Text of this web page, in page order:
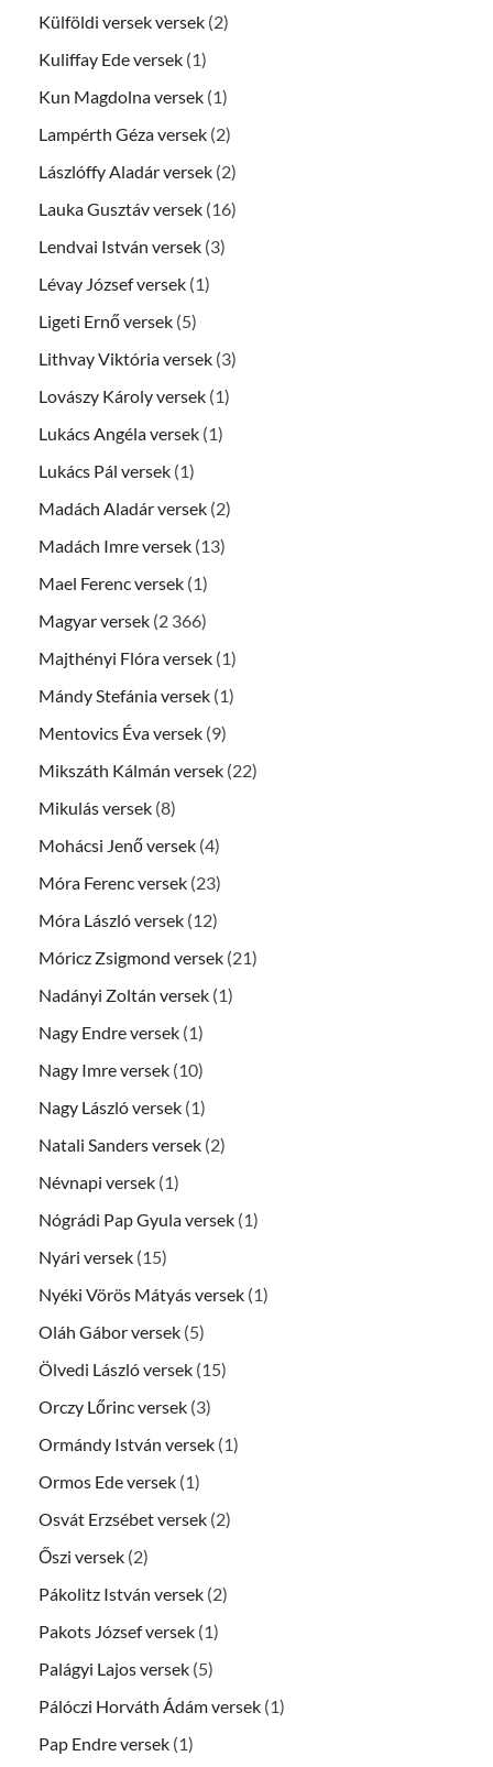
Külföldi versek versek (2)
Kuliffay Ede versek (1)
Kun Magdolna versek (1)
Lampérth Géza versek (2)
Lászlóffy Aladár versek (2)
Lauka Gusztáv versek (16)
Lendvai István versek (3)
Lévay József versek (1)
Ligeti Ernő versek (5)
Lithvay Viktória versek (3)
Lovászy Károly versek (1)
Lukács Angéla versek (1)
Lukács Pál versek (1)
Madách Aladár versek (2)
Madách Imre versek (13)
Mael Ferenc versek (1)
Magyar versek (2 366)
Majthényi Flóra versek (1)
Mándy Stefánia versek (1)
Mentovics Éva versek (9)
Mikszáth Kálmán versek (22)
Mikulás versek (8)
Mohácsi Jenő versek (4)
Móra Ferenc versek (23)
Móra László versek (12)
Móricz Zsigmond versek (21)
Nadányi Zoltán versek (1)
Nagy Endre versek (1)
Nagy Imre versek (10)
Nagy László versek (1)
Natali Sanders versek (2)
Névnapi versek (1)
Nógrádi Pap Gyula versek (1)
Nyári versek (15)
Nyéki Vörös Mátyás versek (1)
Oláh Gábor versek (5)
Ölvedi László versek (15)
Orczy Lőrinc versek (3)
Ormándy István versek (1)
Ormos Ede versek (1)
Osvát Erzsébet versek (2)
Őszi versek (2)
Pákolitz István versek (2)
Pakots József versek (1)
Palágyi Lajos versek (5)
Pálóczi Horváth Ádám versek (1)
Pap Endre versek (1)